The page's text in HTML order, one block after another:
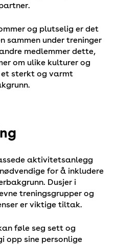
og plutselig er det
sammen under treninger
medlemmer dette,
om ulike kulturer og
et sterkt og varmt
aktivitetsanlegg
for å inkludere
Dusjer i
treningsgrupper og
er viktige tiltak.
føle seg sett og
opp sine personlige